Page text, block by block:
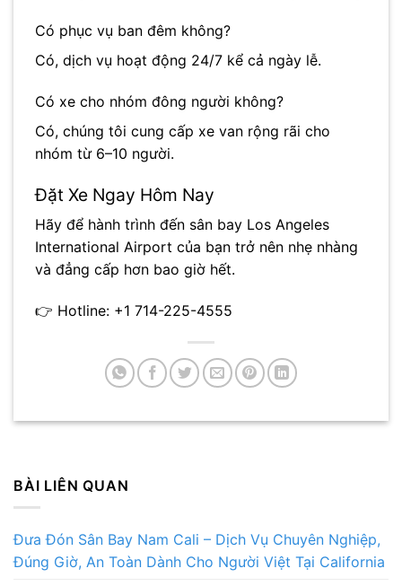
Có phục vụ ban đêm không?
Có, dịch vụ hoạt động 24/7 kể cả ngày lễ.
Có xe cho nhóm đông người không?
Có, chúng tôi cung cấp xe van rộng rãi cho
nhóm từ 6–10 người.
Đặt Xe Ngay Hôm Nay
Hãy để hành trình đến sân bay Los Angeles
International Airport của bạn trở nên nhẹ nhàng
và đẳng cấp hơn bao giờ hết.
👉 Hotline: +1 714-225-4555
BÀI LIÊN QUAN
Đưa Đón Sân Bay Nam Cali – Dịch Vụ Chuyên Nghiệp,
Đúng Giờ, An Toàn Dành Cho Người Việt Tại California